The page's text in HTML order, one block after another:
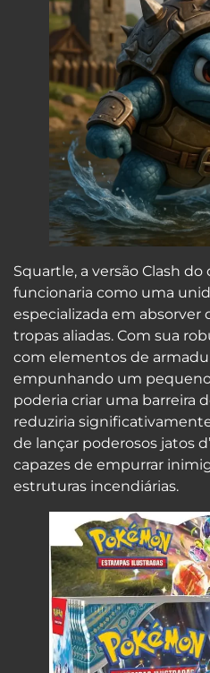
Squartle, a versão Clash
funcionaria como uma
especializada em
tropas aliadas. Com sua
com elementos de
empunhando um
poderia criar uma barreira
reduziria
de lançar poderosos jatos
capazes de empurrar
estruturas incendiárias.